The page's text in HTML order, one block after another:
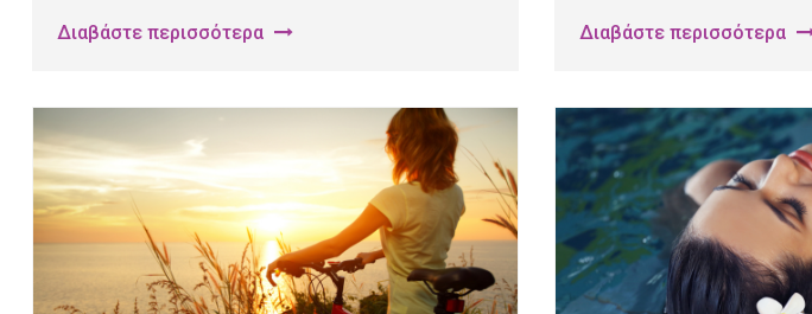
Διαβάστε περισσότερα
Διαβάστε περισσότερα